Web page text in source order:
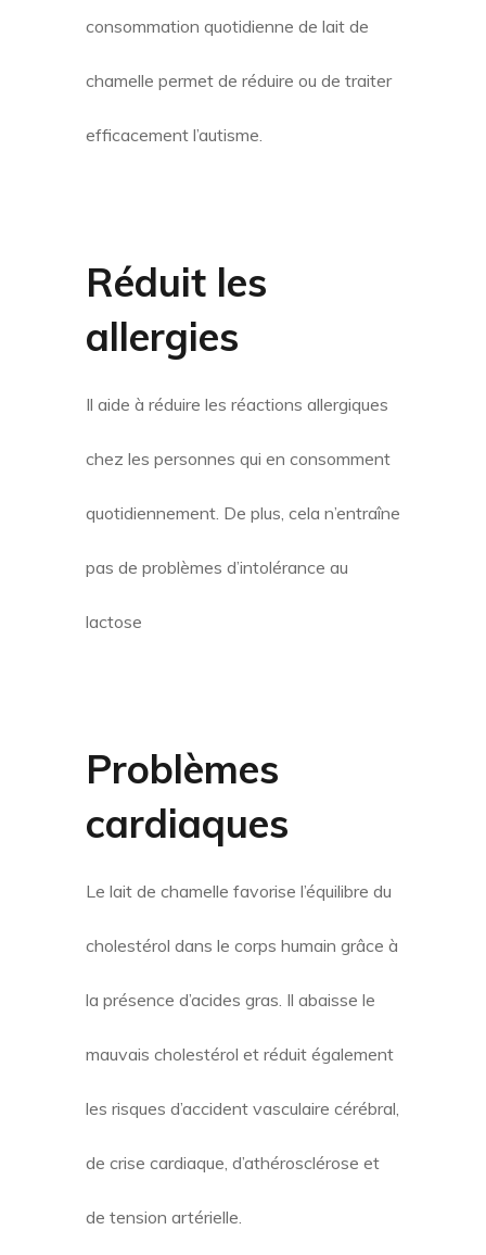
consommation quotidienne de lait de
chamelle permet de réduire ou de traiter
efficacement l’autisme.
Réduit les
allergies
Il aide à réduire les réactions allergiques
chez les personnes qui en consomment
quotidiennement. De plus, cela n’entraîne
pas de problèmes d’intolérance au
lactose
Problèmes
cardiaques
Le lait de chamelle favorise l’équilibre du
cholestérol dans le corps humain grâce à
la présence d’acides gras. Il abaisse le
mauvais cholestérol et réduit également
les risques d’accident vasculaire cérébral,
de crise cardiaque, d’athérosclérose et
de tension artérielle.